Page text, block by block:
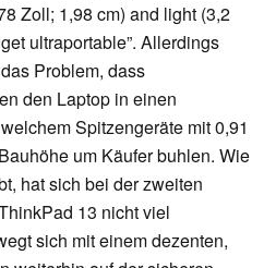
Zoll; 1,98 cm) and light (3,2
ultraportable”. Allerdings
Problem, dass
den Laptop in einen
Spitzengeräte mit 0,91
um Käufer buhlen. Wie
hat sich bei der zweiten
13 nicht viel
sich mit einem dezenten,